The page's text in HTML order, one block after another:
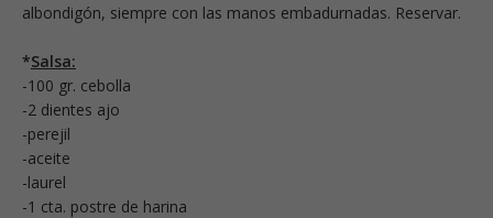
albondigón, siempre con las manos embadurnadas. Reservar.
*Salsa:
-100 gr. cebolla
-2 dientes ajo
-perejil
-aceite
-laurel
-1 cta. postre de harina